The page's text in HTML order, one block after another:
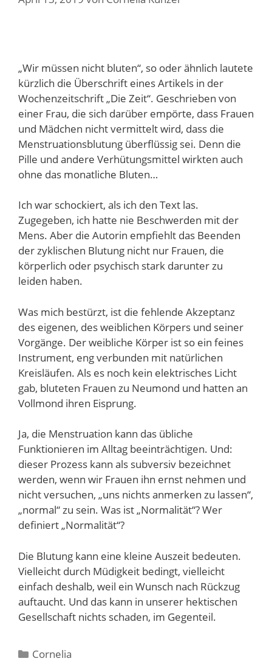
„Wir müssen nicht bluten“, so oder ähnlich lautete
kürzlich die Überschrift eines Artikels in der
Wochenzeitschrift „Die Zeit“. Geschrieben von
einer Frau, die sich darüber empörte, dass Frauen
und Mädchen nicht vermittelt wird, dass die
Menstruationsblutung überflüssig sei. Denn die
Pille und andere Verhütungsmittel wirkten auch
ohne das monatliche Bluten…
Ich war schockiert, als ich den Text las.
Zugegeben, ich hatte nie Beschwerden mit der
Mens. Aber die Autorin empfiehlt das Beenden
der zyklischen Blutung nicht nur Frauen, die
körperlich oder psychisch stark darunter zu
leiden haben.
Was mich bestürzt, ist die fehlende Akzeptanz
des eigenen, des weiblichen Körpers und seiner
Vorgänge. Der weibliche Körper ist so ein feines
Instrument, eng verbunden mit natürlichen
Kreisläufen. Als es noch kein elektrisches Licht
gab, bluteten Frauen zu Neumond und hatten an
Vollmond ihren Eisprung.
Ja, die Menstruation kann das übliche
Funktionieren im Alltag beeinträchtigen. Und:
dieser Prozess kann als subversiv bezeichnet
werden, wenn wir Frauen ihn ernst nehmen und
nicht versuchen, „uns nichts anmerken zu lassen“,
„normal“ zu sein. Was ist „Normalität“? Wer
definiert „Normalität“?
Die Blutung kann eine kleine Auszeit bedeuten.
Vielleicht durch Müdigkeit bedingt, vielleicht
einfach deshalb, weil ein Wunsch nach Rückzug
auftaucht. Und das kann in unserer hektischen
Gesellschaft nichts schaden, im Gegenteil.
Kategorien
Cornelia